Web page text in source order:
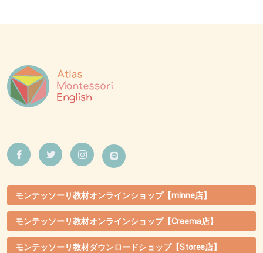
モンテッソーリ教材オンラインショップ【minne店】
モンテッソーリ教材オンラインショップ【Creema店】
モンテッソーリ教材ダウンロードショップ【Stores店】